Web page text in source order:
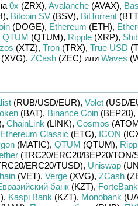
0x (ZRX), Avalanche(AVAX),
, Bitcoin SV(BSV), BitTorrent
(DOGE), Ethereum (ETH),
QTUM (QTUM), Ripple(XRP),
(XTZ), Tron(TRX), True USD
, ZCash(ZEC) или Waves
(RUB/USD/EUR), Volet(USD/
(BAT), Binance Coin(BEP20),
, ChainLink (LINK), Cosmos
Ethereum Classic (ETC), ICON
(MATIC), QTUM (QTUM),
(TRC20/ERC20/BEP20/TON/
ERC20/TUSD), Uniswap
(VET), Verge(XVG), ZCash
банк(KZT), ForteBank
, Kaspi Bank (KZT), Monobank